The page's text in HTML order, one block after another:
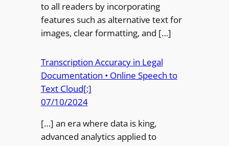
to all readers by incorporating
features such as alternative text for
images, clear formatting, and […]
Transcription Accuracy in Legal
Documentation • Online Speech to
Text Cloud[:]
07/10/2024
[…] an era where data is king,
advanced analytics applied to